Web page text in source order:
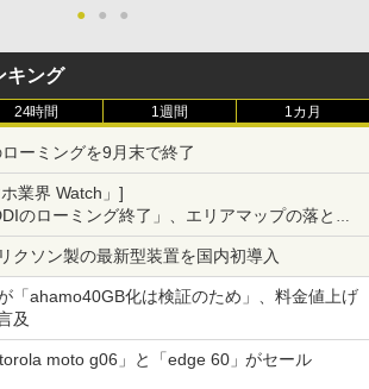
● ● ●
キング
24時間 1週間 1カ月
ーミングを9月末で終了
業界 Watch」]
のローミング終了」、エリアマップの落とし
の課題
クソン製の最新型装置を国内初導入
「ahamo40GB化は検証のため」、料金値上げ
及
moto g06」と「edge 60」がセール